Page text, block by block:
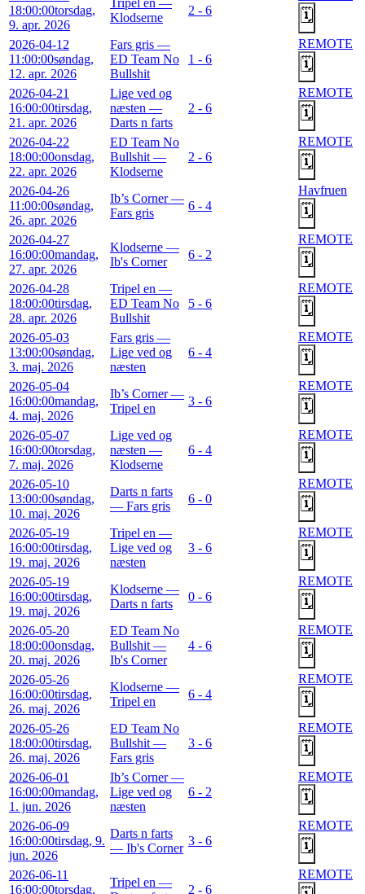
18:00:00torsdag,
9. apr. 2026
Tripel en —
Klodserne
2 - 6 🗓️
2026-04-12
11:00:00søndag,
12. apr. 2026
Fars gris —
ED Team No
Bullshit
1 - 6
REMOTE
🗓️
2026-04-21
16:00:00tirsdag,
21. apr. 2026
Lige ved og
næsten —
Darts n farts
2 - 6
REMOTE
🗓️
2026-04-22
18:00:00onsdag,
22. apr. 2026
ED Team No
Bullshit —
Klodserne
2 - 6
REMOTE
🗓️
2026-04-26
11:00:00søndag,
26. apr. 2026
Ib’s Corner —
Fars gris
6 - 4
Havfruen
🗓️
2026-04-27
16:00:00mandag,
27. apr. 2026
Klodserne —
Ib's Corner
6 - 2
REMOTE
🗓️
2026-04-28
18:00:00tirsdag,
28. apr. 2026
Tripel en —
ED Team No
Bullshit
5 - 6
REMOTE
🗓️
2026-05-03
13:00:00søndag,
3. maj. 2026
Fars gris —
Lige ved og
næsten
6 - 4
REMOTE
🗓️
2026-05-04
16:00:00mandag,
4. maj. 2026
Ib’s Corner —
Tripel en
3 - 6
REMOTE
🗓️
2026-05-07
16:00:00torsdag,
7. maj. 2026
Lige ved og
næsten —
Klodserne
6 - 4
REMOTE
🗓️
2026-05-10
13:00:00søndag,
10. maj. 2026
Darts n farts
— Fars gris
6 - 0
REMOTE
🗓️
2026-05-19
16:00:00tirsdag,
19. maj. 2026
Tripel en —
Lige ved og
næsten
3 - 6
REMOTE
🗓️
2026-05-19
16:00:00tirsdag,
19. maj. 2026
Klodserne —
Darts n farts
0 - 6
REMOTE
🗓️
2026-05-20
18:00:00onsdag,
20. maj. 2026
ED Team No
Bullshit —
Ib's Corner
4 - 6
REMOTE
🗓️
2026-05-26
16:00:00tirsdag,
26. maj. 2026
Klodserne —
Tripel en
6 - 4
REMOTE
🗓️
2026-05-26
18:00:00tirsdag,
26. maj. 2026
ED Team No
Bullshit —
Fars gris
3 - 6
REMOTE
🗓️
2026-06-01
16:00:00mandag,
1. jun. 2026
Ib’s Corner —
Lige ved og
næsten
6 - 2
REMOTE
🗓️
2026-06-09
16:00:00tirsdag, 9.
jun. 2026
Darts n farts
— Ib's Corner
3 - 6
REMOTE
🗓️
2026-06-11
16:00:00torsdag,
Tripel en —
2 - 6
REMOTE